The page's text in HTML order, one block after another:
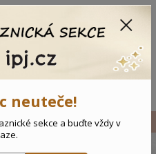
neuteče!
sekce a buďte vždy v